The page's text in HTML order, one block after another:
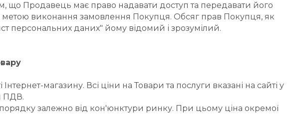
що Продавець має право надавати доступ та передавати його
метою виконання замовлення Покупця. Обсяг прав Покупця, як
персональних даних" йому відомий і зрозумілий.
магазину. Всі ціни на Товари та послуги вказані на сайті у
ПДВ.
залежно від кон'юнктури ринку. При цьому ціна окремої